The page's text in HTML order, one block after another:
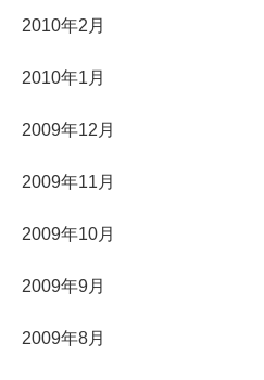
2010年2月
2010年1月
2009年12月
2009年11月
2009年10月
2009年9月
2009年8月